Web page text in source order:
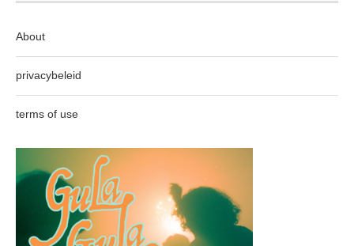
About
privacybeleid
terms of use